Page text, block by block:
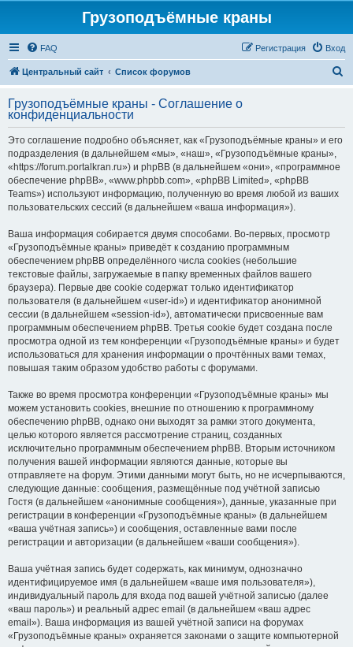
Грузоподъёмные краны
FAQ Вход
Регистрация
Центральный сайт Список форумов
с
Грузоподъёмные краны - Соглашение о
конфиденциальности
Это соглашение подробно объясняет, как «Грузоподъёмные краны» и его
подразделения (в дальнейшем «мы», «наш», «Грузоподъёмные краны»,
«https://forum.portalkran.ru») и phpBB (в дальнейшем «они», «программное
обеспечение phpBB», «www.phpbb.com», «phpBB Limited», «phpBB
Teams») используют информацию, полученную во время любой из ваших
пользовательских сессий (в дальнейшем «ваша информация»).
Ваша информация собирается двумя способами. Во-первых, просмотр
«Грузоподъёмные краны» приведёт к созданию программным
обеспечением phpBB определённого числа cookies (небольшие
текстовые файлы, загружаемые в папку временных файлов вашего
браузера). Первые две cookie содержат только идентификатор
пользователя (в дальнейшем «user-id») и идентификатор анонимной
сессии (в дальнейшем «session-id»), автоматически присвоенные вам
программным обеспечением phpBB. Третья cookie будет создана после
просмотра одной из тем конференции «Грузоподъёмные краны» и будет
использоваться для хранения информации о прочтённых вами темах,
повышая таким образом удобство работы с форумами.
Также во время просмотра конференции «Грузоподъёмные краны» мы
можем установить cookies, внешние по отношению к программному
обеспечению phpBB, однако они выходят за рамки этого документа,
целью которого является рассмотрение страниц, созданных
исключительно программным обеспечением phpBB. Вторым источником
получения вашей информации являются данные, которые вы
отправляете на форум. Этими данными могут быть, но не исчерпываются,
следующие данные: сообщения, размещённые под учётной записью
Гостя (в дальнейшем «анонимные сообщения»), данные, указанные при
регистрации в конференции «Грузоподъёмные краны» (в дальнейшем
«ваша учётная запись») и сообщения, оставленные вами после
регистрации и авторизации (в дальнейшем «ваши сообщения»).
Ваша учётная запись будет содержать, как минимум, однозначно
идентифицируемое имя (в дальнейшем «ваше имя пользователя»),
индивидуальный пароль для входа под вашей учётной записью (далее
«ваш пароль») и реальный адрес email (в дальнейшем «ваш адрес
email»). Ваша информация из вашей учётной записи на форумах
«Грузоподъёмные краны» охраняется законами о защите компьютерной